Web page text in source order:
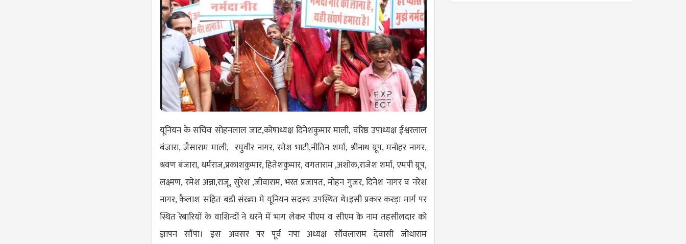
यूनियन के सचिव सोहनलाल जाट,कोषाध्यक्ष दिनेशकुमार माली, वरिष्ठ उपाध्यक्ष ईश्वरलाल
बंजारा, जैसाराम माली, रघुवीर नागर, रमेश भाटी,नीतिन शर्मा, श्रीनाथ ग्रूप, मनोहर नागर,
श्रवण बंजारा, धर्मराज,प्रकाशकुमार, हितेशकुमार, वगताराम ,अशोक,राजेश शर्मा, एमपी ग्रूप,
लक्ष्मण, रमेश अन्ना,राजू, सुरेश ,जीवाराम, भरत प्रजापत, मोहन गुजर, दिनेश नागर व नरेश
नागर, कैलाश सहित बडी संख्या मे यूनियन सदस्य उपस्थित थे।इसी प्रकार करड़ा मार्ग पर
स्थित रेबारियों के वाशिन्दों ने धरने में भाग लेकर पीएम व सीएम के नाम तहसीलदार को
ज्ञापन सौंपा। इस अवसर पर पूर्व नपा अध्यक्ष साँवलाराम देवासी जोधाराम